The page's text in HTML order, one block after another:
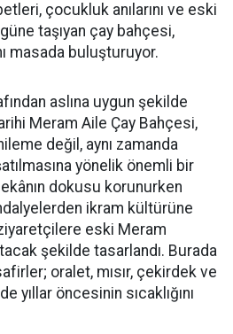
çocukluk anılarını ve eski
taşıyan çay bahçesi,
masada buluşturuyor.
aslına uygun şekilde
Meram Aile Çay Bahçesi,
değil, aynı zamanda
yönelik önemli bir
dokusu korunurken
ikram kültürüne
eski Meram
şekilde tasarlandı. Burada
oralet, mısır, çekirdek ve
yıllar öncesinin sıcaklığını